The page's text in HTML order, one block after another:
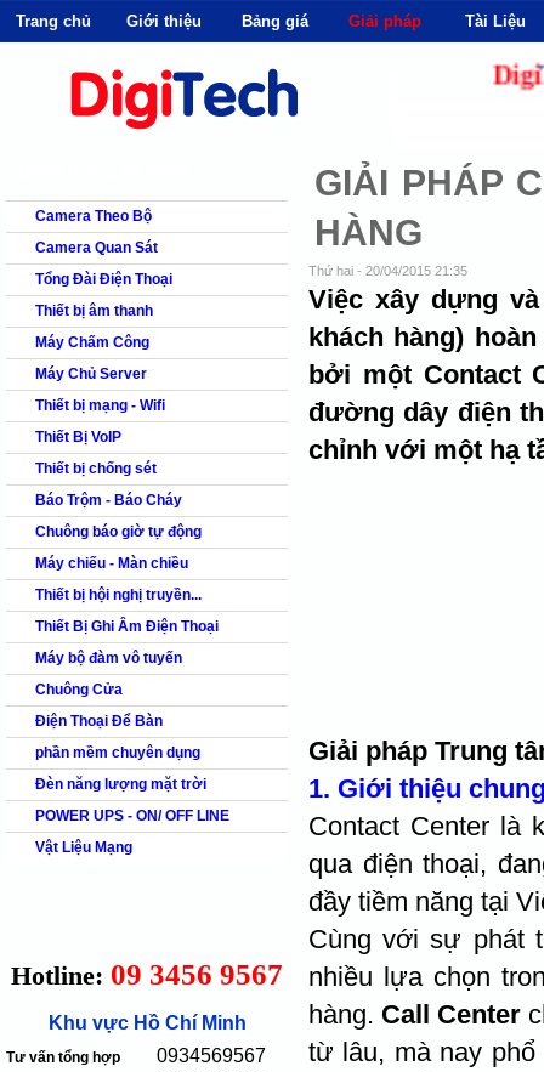
Trang chủ Giới thiệu Bảng giá Giải pháp Tài Liệu
products
Camera Theo Bộ
Camera Quan Sát
Tổng Đài Điện Thoại
Thiết bị âm thanh
Máy Chấm Công
Máy Chủ Server
Thiết bị mạng - Wifi
Thiết Bị VoIP
Thiết bị chống sét
Báo Trộm - Báo Cháy
Chuông báo giờ tự động
Máy chiếu - Màn chiều
Thiết bị hội nghị truyền...
Thiết Bị Ghi Âm Điện Thoại
Máy bộ đàm vô tuyến
Chuông Cửa
Điện Thoại Để Bàn
phần mềm chuyên dụng
Đèn năng lượng mặt trời
POWER UPS - ON/ OFF LINE
Vật Liệu Mạng
Hotline: 09 3456 9567
Khu vực Hồ Chí Minh
Tư vấn tổng hợp 0934569567
GIẢI PHÁP
HÀNG
Thứ hai - 20/04/2015 21:35
Việc xây dựng
khách hàng)
bởi một Contact
đường dây điện
chỉnh với một hạ
Giải pháp Trung
1. Giới thiệu
Contact Center là
qua điện thoại,
đầy tiềm năng tại
Cùng với sự phát
nhiều lựa chọn
hàng. Call Center
từ lâu, mà nay